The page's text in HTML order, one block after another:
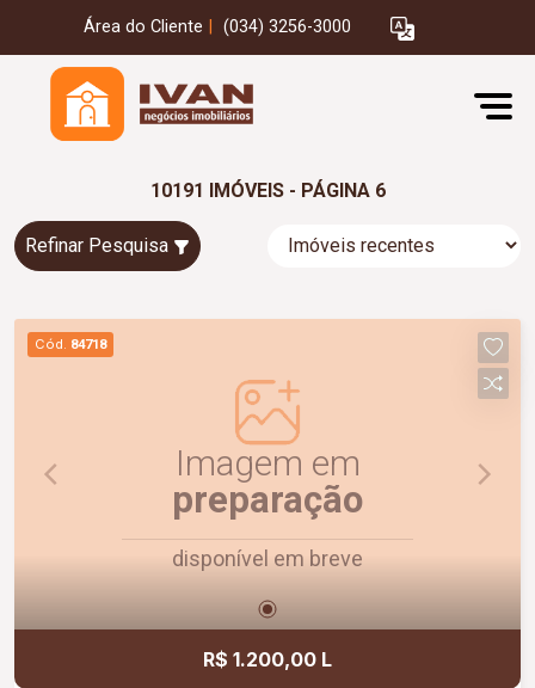
Área do Cliente (034) 3256-3000
10191 IMÓVEIS - PÁGINA 6
Refinar Pesquisa
Cód. 84718
Imagem em
preparação
disponível em breve
R$ 1.200,00 L